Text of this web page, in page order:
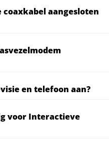
aangesloten
en telefoon aan?
voor Interactieve